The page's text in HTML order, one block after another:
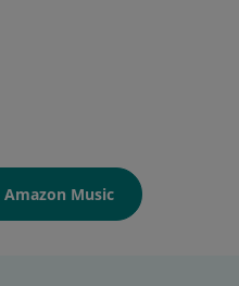
Amazon Music